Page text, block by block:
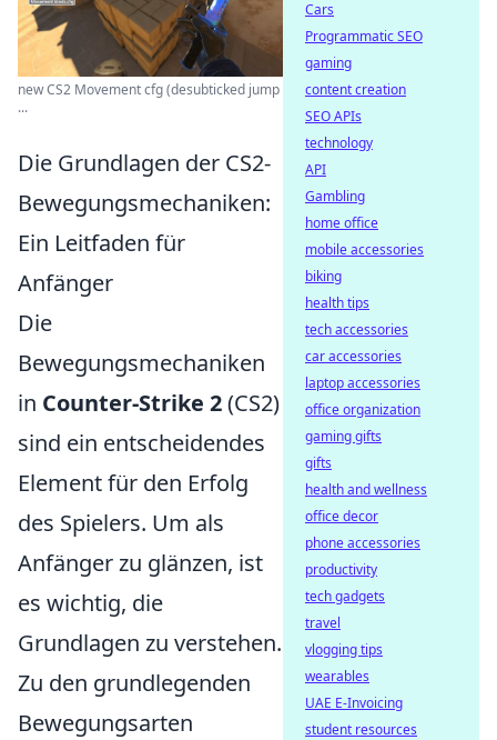
new CS2 Movement cfg (desubticked jump
...
Die Grundlagen der CS2-
Bewegungsmechaniken:
Ein Leitfaden für
Anfänger
Die
Bewegungsmechaniken
in Counter-Strike 2(CS2)
sind ein entscheidendes
Element für den Erfolg
des Spielers. Um als
Anfänger zu glänzen, ist
es wichtig, die
Grundlagen zu verstehen.
Zu den grundlegenden
Bewegungsarten
Cars
Programmatic SEO
gaming
content creation
SEO APIs
technology
API
Gambling
home office
mobile accessories
biking
health tips
tech accessories
car accessories
laptop accessories
office organization
gaming gifts
gifts
health and wellness
office decor
phone accessories
productivity
tech gadgets
travel
vlogging tips
wearables
UAE E-Invoicing
student resources